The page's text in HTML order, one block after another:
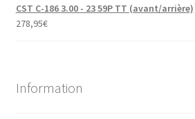
CST C-186 3.00 - 23 59P TT (avant/arrière)
278,95€
Information